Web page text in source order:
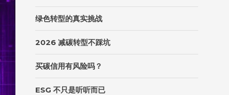
绿色转型的真实挑战
2026 减碳转型不踩坑
买碳信用有风险吗？
ESG 不只是听听而已